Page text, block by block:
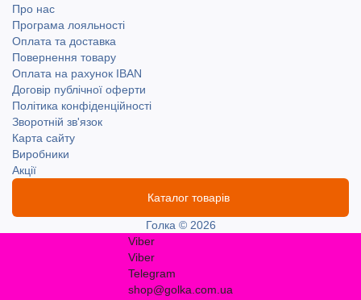
Про нас
Програма лояльності
Оплата та доставка
Повернення товару
Оплата на рахунок IBAN
Договір публічної оферти
Політика конфіденційності
Зворотній зв'язок
Карта сайту
Виробники
Акції
Каталог товарів
Голка © 2026
Viber
Viber
Telegram
shop@golka.com.ua